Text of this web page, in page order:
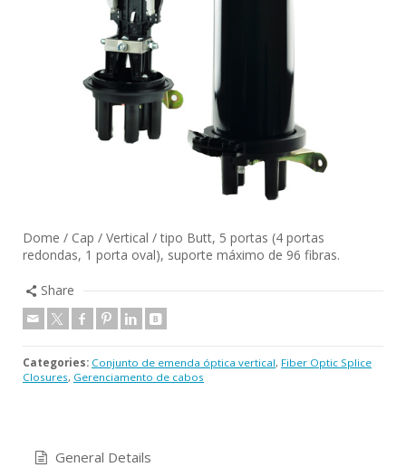
Dome / Cap / Vertical / tipo Butt, 5 portas (4 portas
redondas, 1 porta oval), suporte máximo de 96 fibras.
Share
Categories: Conjunto de emenda óptica vertical, Fiber Optic Splice
Closures, Gerenciamento de cabos
General Details